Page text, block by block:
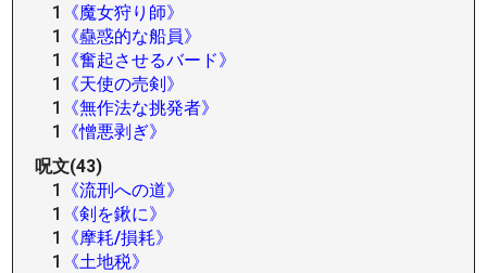
1
《魔女狩り師》
1
《蠱惑的な船員》
1
《奮起させるバード》
1
《天使の売剣》
1
《無作法な挑発者》
1
《憎悪剥ぎ》
呪文(43)
1
《流刑への道》
1
《剣を鍬に》
1
《摩耗/損耗》
1
《土地税》